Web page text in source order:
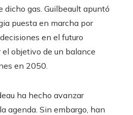
dicho gas. Guilbeault apuntó
puesta en marcha por
en el futuro
objetivo de un balance
en 2050.
ha hecho avanzar
agenda. Sin embargo, han